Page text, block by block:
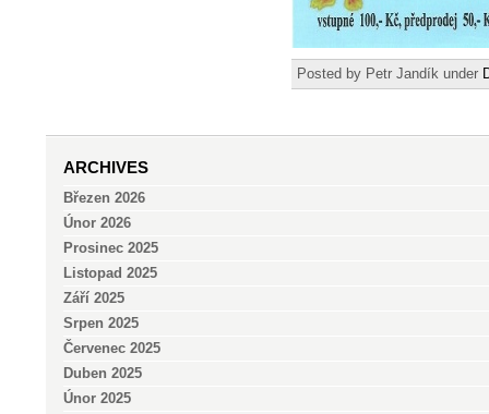
Posted by Petr Jandík under
ARCHIVES
Březen 2026
Únor 2026
Prosinec 2025
Listopad 2025
Září 2025
Srpen 2025
Červenec 2025
Duben 2025
Únor 2025